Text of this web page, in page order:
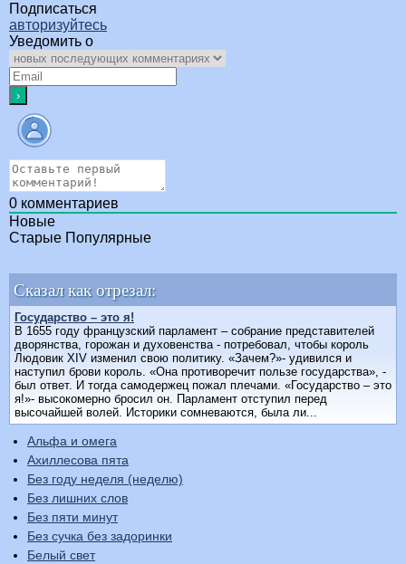
Подписаться
авторизуйтесь
Уведомить о
0 комментариев
Новые
Старые Популярные
Сказал как отрезал:
Государство – это я!
В 1655 году французский парламент – собрание представителей
дворянства, горожан и духовенства - потребовал, чтобы король
Людовик XIV изменил свою политику. «Зачем?»- удивился и
наступил брови король. «Она противоречит пользе государства», -
был ответ. И тогда самодержец пожал плечами. «Государство – это
я!»- высокомерно бросил он. Парламент отступил перед
высочайшей волей. Историки сомневаются, была ли...
Альфа и омега
Ахиллесова пята
Без году неделя (неделю)
Без лишних слов
Без пяти минут
Без сучка без задоринки
Белый свет